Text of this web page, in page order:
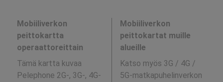
Mobiiliverkon
peittokartta
operaattoreittain
Tämä kartta kuvaa
Pelephone 2G-, 3G-, 4G-
Mobiiliverkon
peittokartat muille
alueille
Katso myös 3G / 4G /
5G-matkapuhelinverkon